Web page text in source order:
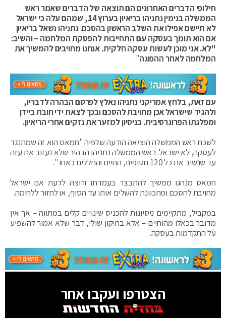
חילופי הדברים האחרונים הם תוצאה של הדברים שאמר ראש
הממשלה בנימין נתניהו בריאיון בערוץ 14, שמהם עלה כי ישראל
לא תיישם אפילו את השלב הראשון בהסכם. נתניהו נשאל בריאיון
אם הוא תומך בעסקה עם התחייבות להפסקת המלחמה – והשיב:
"לא. אני מוכן לעשות עסקה חלקית. אנחנו מחויבים להמשיך את
המלחמה לאחר ההפוגה"
עם זאת, בלחץ אמריקני נתניהו נאלץ לפרסם הבהרה לדבריו,
ולהגיד שישראל אכן מחויבת להסכם ובכך לצאת ידי חובת ביידן
ומפלגתו הפרוגרסיבית. בניסיון למזער את נזקים אחרי הריאיון.
לשכת ראש הממשלה הוציאה הודעה שלפיה "חמאס הוא זה שמתנגד
לעסקה, לא ישראל. ראש הממשלה נתניהו הבהיר שלא נעזוב את עזה
עד שנשיב את כל 120 חטופינו, החיים והחללים כאחד".
חמאס מנהגו ממשיך להתבצר בעמדתו ורוצה לדעת אם ישראל
מחויבת להסכם ומתכוונת להשלים אותו עד הסוף, או לחזור ללחימה.
במקביל, מתקיימים ניסיונות להכניס שינויים קלים במתווה – אך אין
מדובר בכאלו מהותיים – אלא בתיקון שולי, דבר שלא אמור להשפיע
על התקדמות בעסקה.
הצטרפו ועקבו אחר